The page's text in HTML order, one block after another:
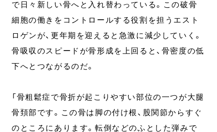
で日々新しい骨へと入れ替わっている。この破骨
細胞の働きをコントロールする役割を担うエスト
ロゲンが、更年期を迎えると急激に減少していく。
骨吸収のスピードが骨形成を上回ると、骨密度の低
下へとつながるのだ。
「骨粗鬆症で骨折が起こりやすい部位の一つが大腿
骨頚部です。この骨は脚の付け根、股関節からすぐ
のところにあります。転倒などのふとした弾みで